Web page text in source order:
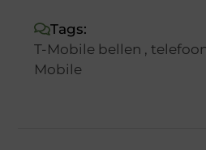
Tags:
T-Mobile bellen ,
Mobile